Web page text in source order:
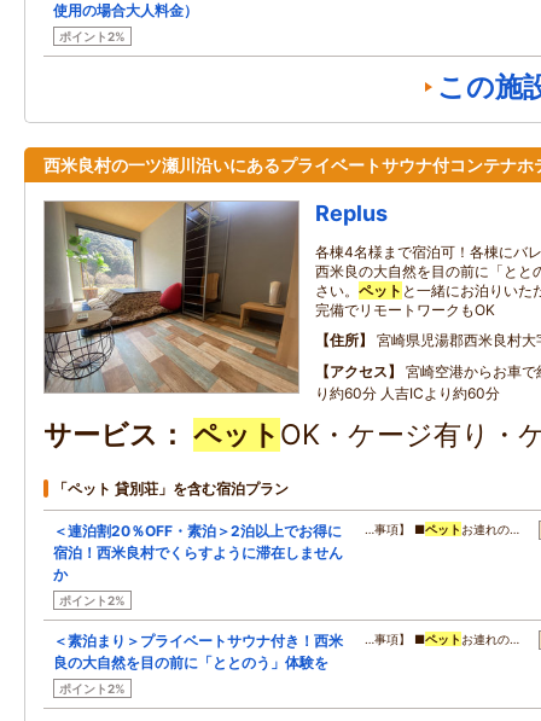
使用の場合大人料金）
ポイント2%
この施
西米良村の一ツ瀬川沿いにあるプライベートサウナ付コンテナホ
Replus
各棟4名様まで宿泊可！各棟にバ
西米良の大自然を目の前に「とと
さい。 ペット と一緒にお泊りいた
完備でリモートワークもOK
住所
宮崎県児湯郡西米良村大
アクセス
宮崎空港からお車
り約60分 人吉ICより約60分
サービス ペット OK・ケージ有り・
「ペット 貸別荘」を含む宿泊プラン
＜連泊割20％OFF・素泊＞2泊以上でお得に
宿泊！西米良村でくらすように滞在しません
か
ポイント2%
…事項】 ■ペット お連れの…
＜素泊まり＞プライベートサウナ付き！西米
良の大自然を目の前に「ととのう」体験を
ポイント2%
…事項】 ■ペット お連れの…